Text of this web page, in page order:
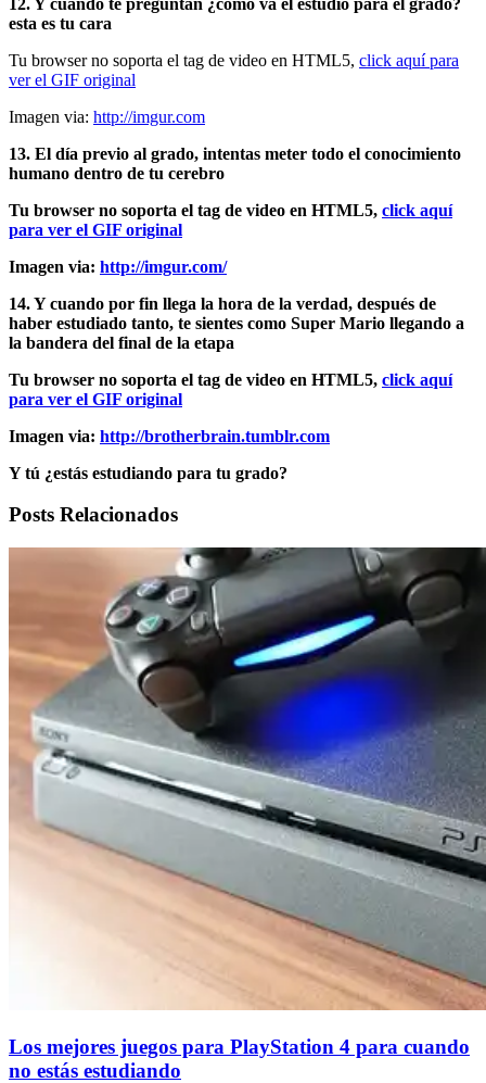
esta es tu cara
Tu browser no soporta el tag de video en HTML5, click aquí para
ver el GIF original
Imagen via: http://imgur.com
13. El día previo al grado, intentas meter todo el conocimiento
humano dentro de tu cerebro
Tu browser no soporta el tag de video en HTML5, click aquí
para ver el GIF original
Imagen via: http://imgur.com/
14. Y cuando por fin llega la hora de la verdad, después de
haber estudiado tanto, te sientes como Super Mario llegando a
la bandera del final de la etapa
Tu browser no soporta el tag de video en HTML5, click aquí
para ver el GIF original
Imagen via: http://brotherbrain.tumblr.com
Y tú ¿estás estudiando para tu grado?
Posts Relacionados
Los mejores juegos para PlayStation 4 para cuando
no estás estudiando